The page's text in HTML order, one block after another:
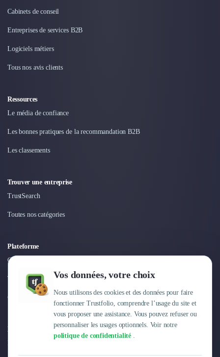
Vos données, votre choix
Nous utilisons des cookies et des données pour faire
fonctionner Trustfolio, comprendre l’usage du site et
vous proposer une assistance. Vous pouvez refuser ou
personnaliser les usages optionnels. Voir notre
politique de confidentialité .
Cabinets de conseil
Entreprises de services B2B
Logiciels métiers
Tous nos avis clients
Ressources
Le média de confiance
Les bonnes pratiques de la recommandation B2B
Les classements
Trouver une entreprise
TrustSearch
Toutes nos catégories
Plateforme
Connexion
Tarifs
Centre d'aide
Entreprise
Pourquoi Trustfolio ?